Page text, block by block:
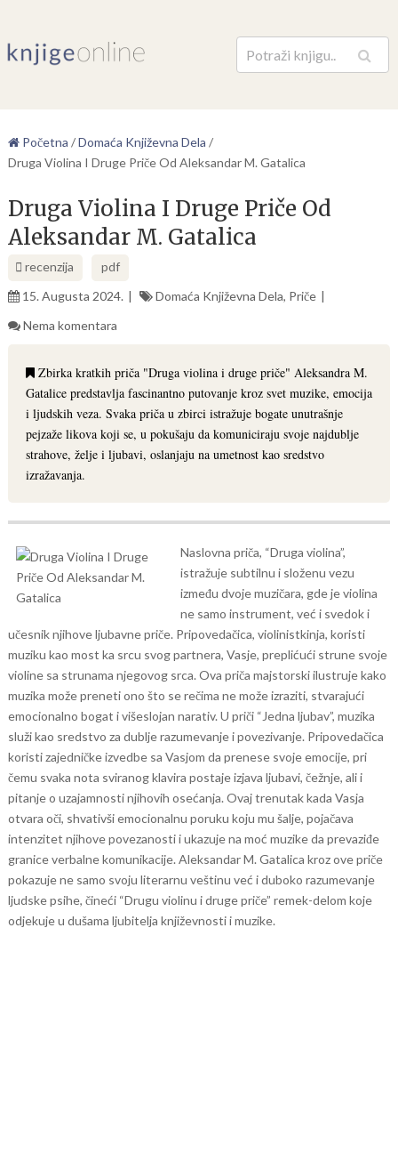
Pretraga
Početna /Domaća Književna Dela /
Druga Violina I Druge Priče Od Aleksandar M. Gatalica
Druga Violina I Druge Priče Od
Aleksandar M. Gatalica
recenzija
pdf
15. Augusta 2024.
Domaća Književna Dela, Priče
Nema komentara
Zbirka kratkih priča "Druga violina i druge priče" Aleksandra M.
Gatalice predstavlja fascinantno putovanje kroz svet muzike, emocija
i ljudskih veza. Svaka priča u zbirci istražuje bogate unutrašnje
pejzaže likova koji se, u pokušaju da komuniciraju svoje najdublje
strahove, želje i ljubavi, oslanjaju na umetnost kao sredstvo
izražavanja.
Naslovna priča, “Druga violina”,
istražuje subtilnu i složenu vezu
između dvoje muzičara, gde je violina
ne samo instrument, već i svedok i
učesnik njihove ljubavne priče. Pripovedačica, violinistkinja, koristi
muziku kao most ka srcu svog partnera, Vasje, preplićući strune svoje
violine sa strunama njegovog srca. Ova priča majstorski ilustruje kako
muzika može preneti ono što se rečima ne može izraziti, stvarajući
emocionalno bogat i višeslojan narativ. U priči “Jedna ljubav”, muzika
služi kao sredstvo za dublje razumevanje i povezivanje. Pripovedačica
koristi zajedničke izvedbe sa Vasjom da prenese svoje emocije, pri
čemu svaka nota sviranog klavira postaje izjava ljubavi, čežnje, ali i
pitanje o uzajamnosti njihovih osećanja. Ovaj trenutak kada Vasja
otvara oči, shvativši emocionalnu poruku koju mu šalje, pojačava
intenzitet njihove povezanosti i ukazuje na moć muzike da prevaziđe
granice verbalne komunikacije. Aleksandar M. Gatalica kroz ove priče
pokazuje ne samo svoju literarnu veštinu već i duboko razumevanje
ljudske psihe, čineći “Drugu violinu i druge priče” remek-delom koje
odjekuje u dušama ljubitelja književnosti i muzike.